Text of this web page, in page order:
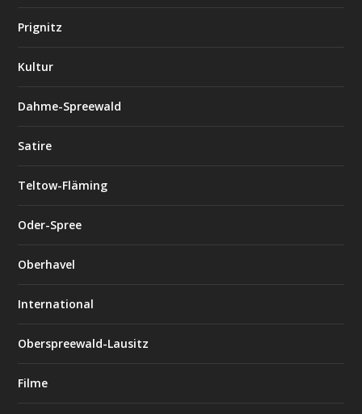
Prignitz
Kultur
Dahme-Spreewald
Satire
Teltow-Fläming
Oder-Spree
Oberhavel
International
Oberspreewald-Lausitz
Filme